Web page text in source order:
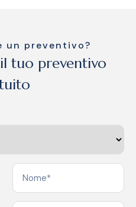
un preventivo?
tuo preventivo